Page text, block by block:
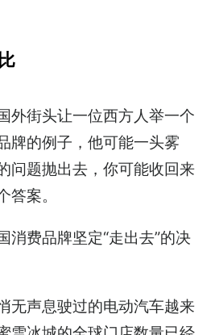
外街头让一位西方人举一个
牌的例子，他可能一头雾
问题抛出去，你可能收回来
案。
消费品牌坚定“走出去”的决
无声息驶过的电动汽车越来